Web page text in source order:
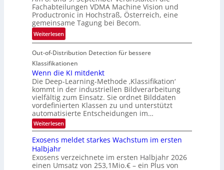
h
k
e
i
n
r
i
n
V
I
S
I
O
N
T
e
c
h
T
a
k
s
e
d
T
o
e
n
a
u
f
d
e
r
V
S
Fachabteilungen VDMA Machine Vision und
Productronic in Hochstraß, Österreich, eine
gemeinsame Tagung bei Becom.
Weiterlesen:
T
a
g
u
n
g
z
u
E
l
e
t
r
Out-of-Distribution Detection für bessere
Klassifikationen
Wenn die KI mitdenkt
Die Deep-Learning-Methode ‚Klassifikation‘
kommt in der industriellen Bildverarbeitung
vielfältig zum Einsatz. Sie ordnet Bilddaten
vordefinierten Klassen zu und unterstützt
automatisierte Entscheidungen im…
Weiterlesen:
W
n
d
i
Exosens meldet starkes Wachstum im ersten
Halbjahr
Exosens verzeichnete im ersten Halbjahr 2026
einen Umsatz von 253,1Mio.€ – ein Plus von